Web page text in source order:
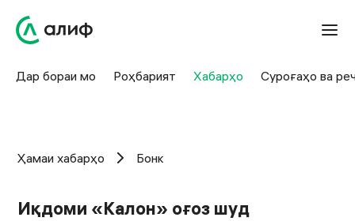
Дар бораи мо Роҳбарият Хабарҳо Суроғаҳо ва
Ҳамаи хабарҳо Бонк
Иқдоми «Калон» оғоз шуд